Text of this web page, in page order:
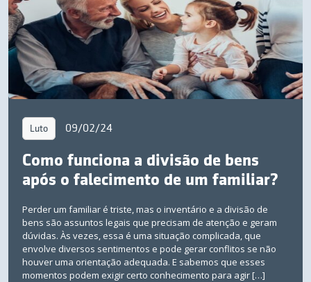
Luto 09/02/24
Como funciona a divisão de bens
após o falecimento de um familiar?
Perder um familiar é triste, mas o inventário e a divisão de
bens são assuntos legais que precisam de atenção e geram
dúvidas. Às vezes, essa é uma situação complicada, que
envolve diversos sentimentos e pode gerar conflitos se não
houver uma orientação adequada. E sabemos que esses
momentos podem exigir certo conhecimento para agir […]